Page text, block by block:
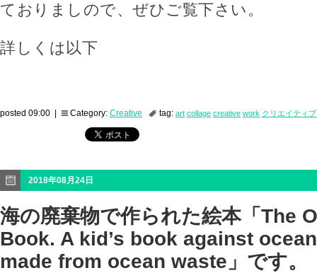
ておりましので、ぜひご覧下さい。
詳しくは以下
posted 09:00 | Category: Creative tag: art collage creative work クリエイティブ
2018年08月24日
海の廃棄物で作られた絵本「The
Book. A kid’s book against
made from ocean waste」です。